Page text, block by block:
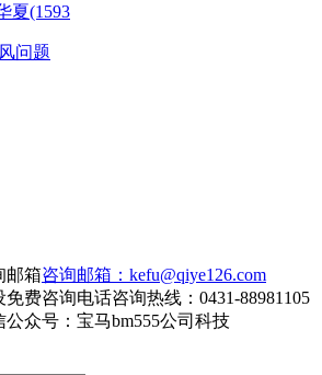
夏(1593
问题
咨询邮箱：kefu@qiye126.com
咨询热线：0431-88981105
公众号：宝马bm555公司科技